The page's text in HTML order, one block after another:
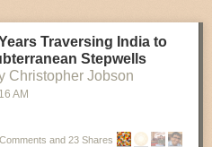
four years ago. My son, the year
loneliness, sometimes I don’t know
smoke over Hanoi. And then, a few
The sky will glower, and the clouds
to fall. And I’ll remember.
Traversing India to
Stepwells
Christopher Jobson
AM
and 23 Shares